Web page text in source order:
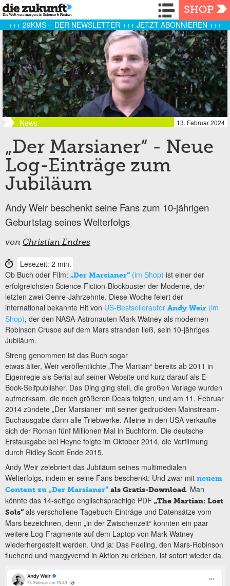
Navigation
SHOP
+++ 29KMS – DER NEWSLETTER +++ JETZT ABONNIEREN +++
News 13. Februar 2024
„Der Marsianer“ - Neue
Log-Einträge zum
Jubiläum
Andy Weir beschenkt seine Fans zum 10-jährigen
Geburtstag seines Welterfolgs
von Christian Endres
Lesezeit: 2 min.
Ob Buch oder Film: „Der Marsianer“ (im Shop) ist einer der
erfolgreichsten Science-Fiction-Blockbuster der Moderne, der
letzten zwei Genre-Jahrzehnte. Diese Woche feiert der
international bekannte Hit von US-Bestsellerautor Andy Weir (im
Shop), der den NASA-Astronauten Mark Watney als modernen
Robinson Crusoe auf dem Mars stranden ließ, sein 10-jähriges
Jubiläum.
Streng genommen ist das Buch sogar
etwas älter, Weir veröffentlichte „The Martian“ bereits ab 2011 in
Eigenregie als Serial auf seiner Website und kurz darauf als E-
Book-Selfpublisher. Das Ding ging steil, die großen Verlage wurden
aufmerksam, die noch größeren Deals folgten, und am 11. Februar
2014 zündete „Der Marsianer“ mit seiner gedruckten Mainstream-
Buchausgabe dann alle Triebwerke. Alleine in den USA verkaufte
sich der Roman fünf Millionen Mal in Buchform. Die deutsche
Erstausgabe bei Heyne folgte im Oktober 2014, die Verfilmung
durch Ridley Scott Ende 2015.
Andy Weir zelebriert das Jubiläum seines multimedialen
Welterfolgs, indem er seine Fans beschenkt: Und zwar mit neuem
Content zu „Der Marsianer“ als Gratis-Download. Man
könnte das 14-seitige englischsprachige PDF „The Martian: Lost
Sols“ als verschollene Tagebuch-Einträge und Datensätze vom
Mars bezeichnen, denn „in der Zwischenzeit“ konnten ein paar
weitere Log-Fragmente auf dem Laptop von Mark Watney
wiederhergestellt werden. Und ja: Das Feeling, den Mars-Robinson
fluchend und macgyvernd in Aktion zu erleben, ist sofort wieder da.